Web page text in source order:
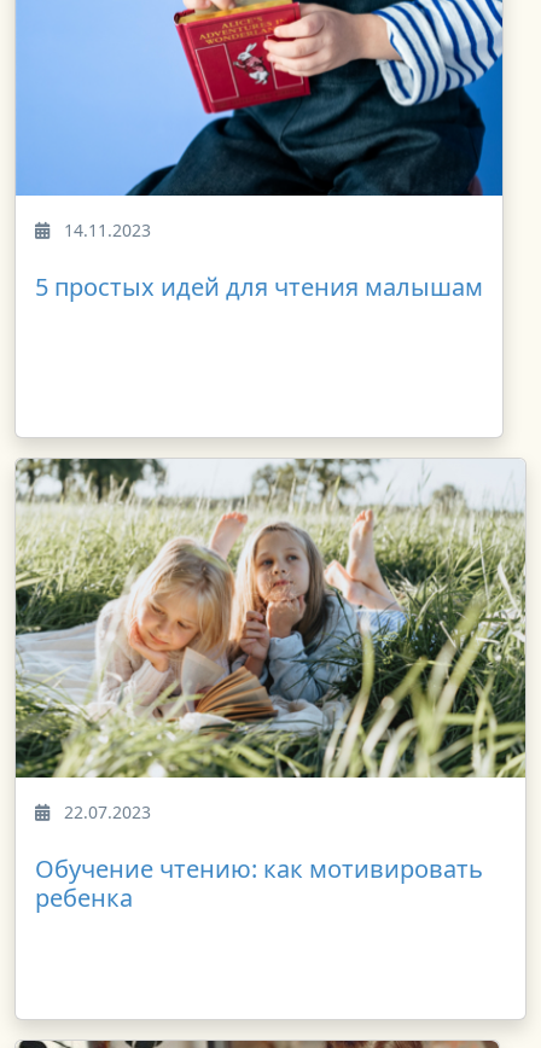
14.11.2023
5 простых идей для чтения малышам
22.07.2023
Обучение чтению: как мотивировать
ребенка